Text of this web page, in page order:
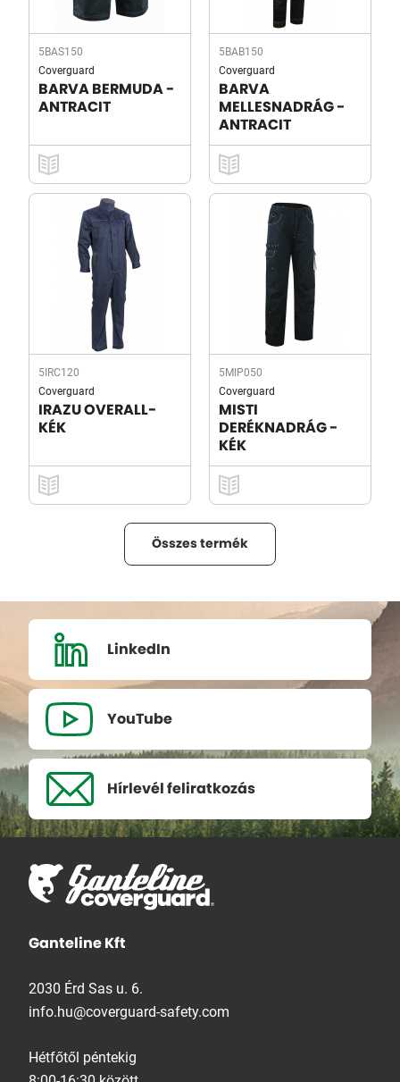
5BAS150
Coverguard
BARVA BERMUDA -
ANTRACIT
5BAB150
Coverguard
BARVA
MELLESNADRÁG -
ANTRACIT
5IRC120
Coverguard
IRAZU OVERALL-
KÉK
5MIP050
Coverguard
MISTI
DERÉKNADRÁG -
KÉK
Összes termék
LinkedIn
YouTube
Hírlevél feliratkozás
Ganteline Kft
2030 Érd Sas u. 6.
info.hu@coverguard-safety.com
Hétfőtől péntekig